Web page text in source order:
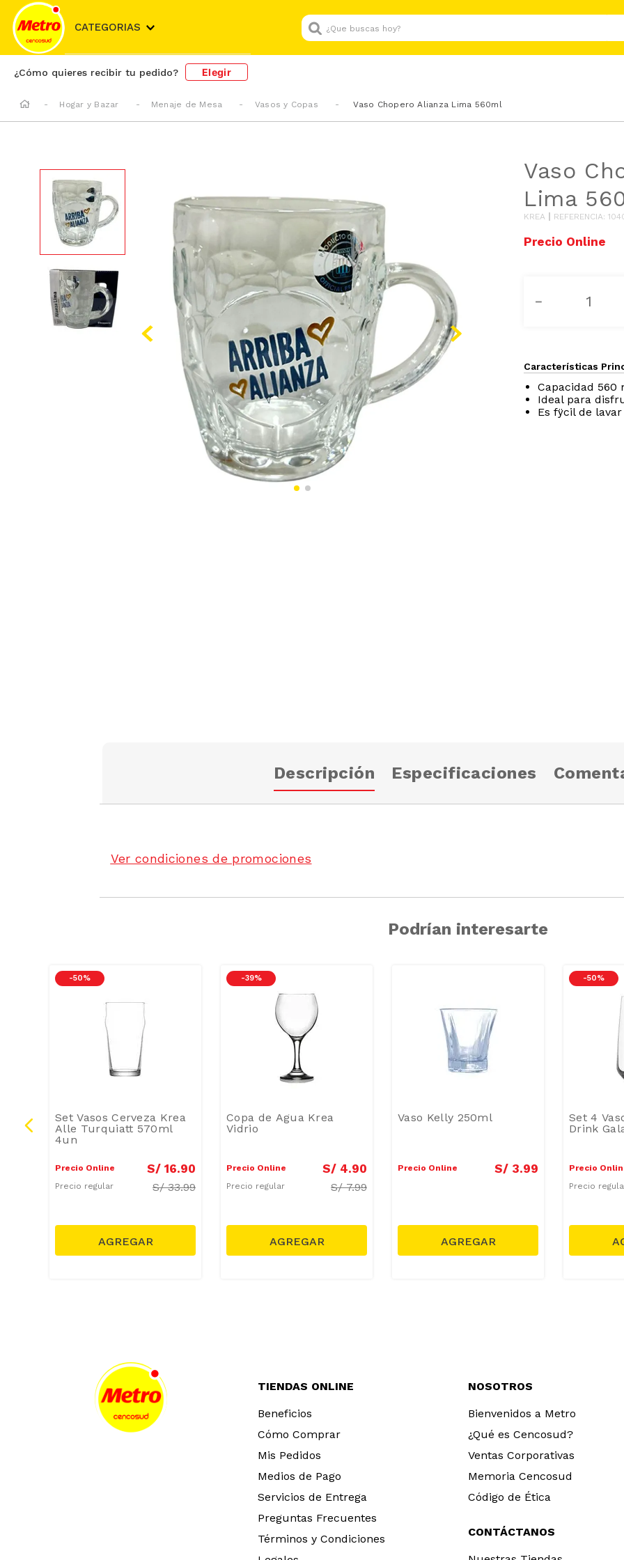
CATEGORIAS
¿Que buscas hoy?
¿Cómo quieres recibir tu pedido? Elegir
Hogar y Bazar Menaje de Mesa Vasos y Copas Vaso Chopero Alianza Lima 560ml
Vaso
Lima
KREA REFERENCIA:
－
Características
Capacidad 560
Ideal para
Es fÿcil de
Descripción Especificaciones
Ver condiciones de promociones
Podrían interesarte
-50 %
Set Vasos Cerveza Krea
Alle Turquiatt 570ml
4un
Precio Online S/ 16.90
Precio regular S/33.99
-39 %
Copa de Agua Krea
Vidrio
Precio Online S/ 4.90
Precio regular S/7.99
Vaso Kelly 250ml
Precio Online S/ 3.99
-50 %
Set 4
Drink
Precio
Precio
TIENDAS ONLINE
Beneficios
Cómo Comprar
Mis Pedidos
Medios de Pago
Servicios de Entrega
Preguntas Frecuentes
Términos y Condiciones
NOSOTROS
Bienvenidos a Metro
¿Qué es Cencosud?
Ventas Corporativas
Memoria Cencosud
Código de Ética
CONTÁCTANOS